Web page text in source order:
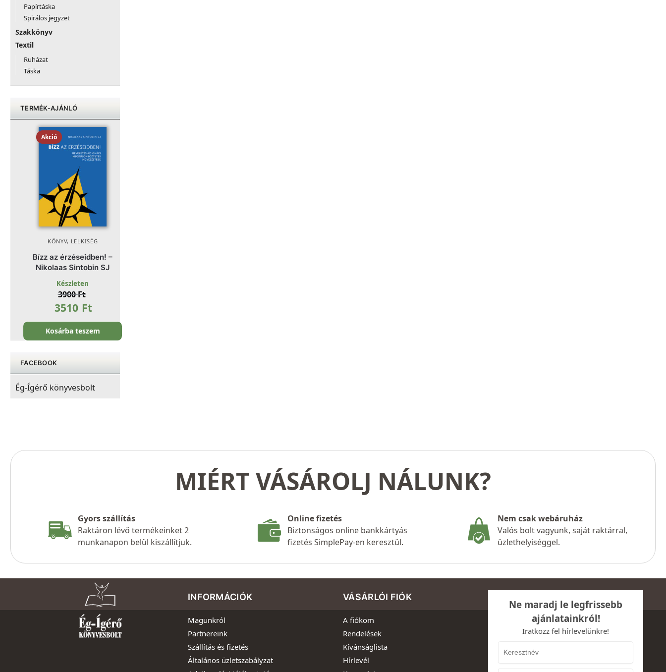
Papírtáska
Spirálos jegyzet
Szakkönyv
Textil
Ruházat
Táska
TERMÉK-AJÁNLÓ
Akció
KÖNYV, LELKISÉG
Bízz az érzéseidben! –
Nikolaas Sintobin SJ
Készleten
3900Ft
3510 Ft
Kosárba teszem
FACEBOOK
Ég-Ígérő könyvesbolt
MIÉRT VÁSÁROLJ NÁLUNK?
Gyors szállítás
Raktáron lévő termékeinket 2
munkanapon belül kiszállítjuk.
Online fizetés
Biztonságos online bankkártyás
fizetés SimplePay-en keresztül.
Nem csak webáruház
Valós bolt vagyunk, saját raktárral,
üzlethelyiséggel.
INFORMÁCIÓK
Magunkról
Partnereink
Szállítás és fizetés
Általános üzletszabályzat
VÁSÁRLÓI FIÓK
A fiókom
Rendelések
Kívánságlista
Hírlevél
Ne maradj le legfrissebb
ajánlatainkról!
Iratkozz fel hírlevelünkre!